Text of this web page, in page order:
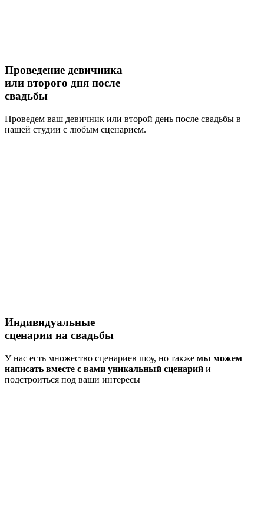
Проведение девичника
или второго дня после
свадьбы
Проведем ваш девичник или второй день после свадьбы в
нашей студии с любым сценарием.
Индивидуальные
сценарии на свадьбы
У нас есть множество сценариев шоу, но также мы можем
написать вместе с вами уникальный сценарий и
подстроиться под ваши интересы